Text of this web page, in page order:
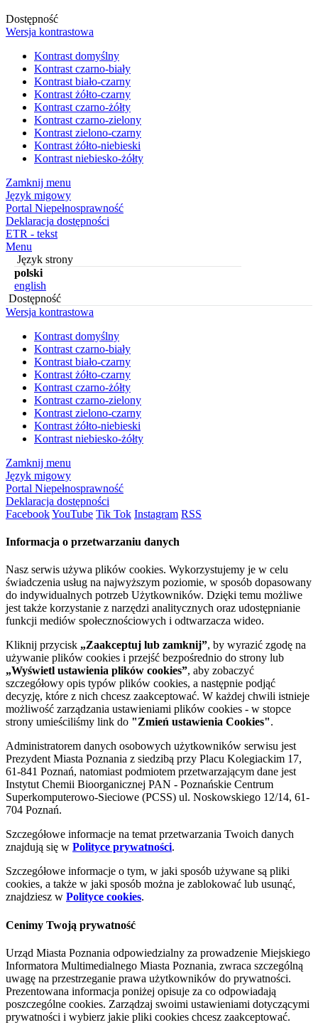
Dostępność
Wersja kontrastowa
Kontrast domyślny
Kontrast czarno-biały
Kontrast biało-czarny
Kontrast żółto-czarny
Kontrast czarno-żółty
Kontrast czarno-zielony
Kontrast zielono-czarny
Kontrast żółto-niebieski
Kontrast niebiesko-żółty
Zamknij menu
Język migowy
Portal Niepełnosprawność
Deklaracja dostępności
ETR - tekst
Menu
Język strony
polski
english
Dostępność
Wersja kontrastowa
Kontrast domyślny
Kontrast czarno-biały
Kontrast biało-czarny
Kontrast żółto-czarny
Kontrast czarno-żółty
Kontrast czarno-zielony
Kontrast zielono-czarny
Kontrast żółto-niebieski
Kontrast niebiesko-żółty
Zamknij menu
Język migowy
Portal Niepełnosprawność
Deklaracja dostępności
FacebookYouTube Tik Tok Instagram RSS
Informacja o przetwarzaniu danych
Nasz serwis używa plików cookies. Wykorzystujemy je w celu
świadczenia usług na najwyższym poziomie, w sposób dopasowany
do indywidualnych potrzeb Użytkowników. Dzięki temu możliwe
jest także korzystanie z narzędzi analitycznych oraz udostępnianie
funkcji mediów społecznościowych i odtwarzacza wideo.
Kliknij przycisk „Zaakceptuj lub zamknij”, by wyrazić zgodę na
używanie plików cookies i przejść bezpośrednio do strony lub
„Wyświetl ustawienia plików cookies”, aby zobaczyć
szczegółowy opis typów plików cookies, a następnie podjąć
decyzję, które z nich chcesz zaakceptować. W każdej chwili istnieje
możliwość zarządzania ustawieniami plików cookies - w stopce
strony umieściliśmy link do "Zmień ustawienia Cookies".
Administratorem danych osobowych użytkowników serwisu jest
Prezydent Miasta Poznania z siedzibą przy Placu Kolegiackim 17,
61-841 Poznań, natomiast podmiotem przetwarzającym dane jest
Instytut Chemii Bioorganicznej PAN - Poznańskie Centrum
Superkomputerowo-Sieciowe (PCSS) ul. Noskowskiego 12/14, 61-
704 Poznań.
Szczegółowe informacje na temat przetwarzania Twoich danych
znajdują się w Polityce prywatności.
Szczegółowe informacje o tym, w jaki sposób używane są pliki
cookies, a także w jaki sposób można je zablokować lub usunąć,
znajdziesz w Polityce cookies.
Cenimy Twoją prywatność
Urząd Miasta Poznania odpowiedzialny za prowadzenie Miejskiego
Informatora Multimedialnego Miasta Poznania, zwraca szczególną
uwagę na przestrzeganie prawa użytkowników do prywatności.
Prezentowana informacja poniżej opisuje za co odpowiadają
poszczególne cookies. Zarządzaj swoimi ustawieniami dotyczącymi
prywatności i wybierz jakie pliki cookies chcesz zaakceptować.